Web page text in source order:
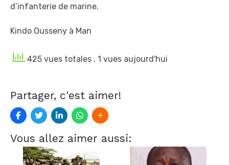
d’infanterie de marine.
Kindo Ousseny à Man
425 vues totales , 1 vues aujourd'hui
Partager, c'est aimer!
Vous allez aimer aussi: